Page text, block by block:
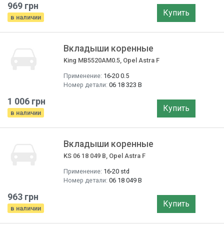
969 грн
в наличии Купить
Вкладыши коренные
King MB5520AM0.5, Opel Astra F
Применение: 16-20 0.5
Номер детали: 06 18 323 B
1 006 грн
в наличии Купить
Вкладыши коренные
KS 06 18 049 B, Opel Astra F
Применение: 16-20 std
Номер детали: 06 18 049 B
963 грн
в наличии Купить